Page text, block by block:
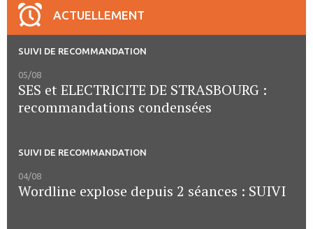
ACTUELLEMENT
SUIVI DE RECOMMANDATION
05/08
SES et ELECTRICITE DE STRASBOURG :
recommandations condensées
SUIVI DE RECOMMANDATION
04/08
Wordline explose depuis 2 séances : SUIVI